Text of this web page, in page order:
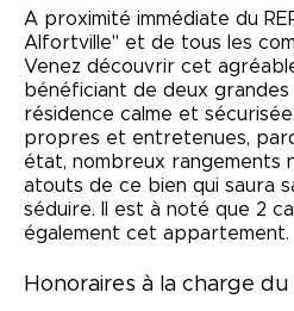
A proximité immédiate du
Alfortville" et de tous les
Venez découvrir cet
bénéficiant de deux grandes
résidence calme et
propres et entretenues,
état, nombreux rangements
atouts de ce bien qui saura
séduire. Il est à noté que 2
également cet appartement.
Honoraires à la charge